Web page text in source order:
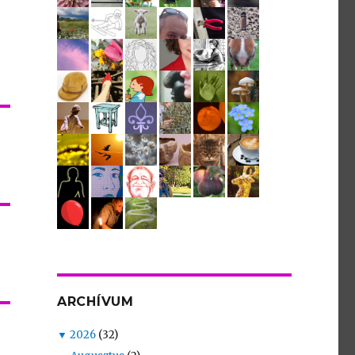
ARCHÍVUM
▼ 2026 (32)